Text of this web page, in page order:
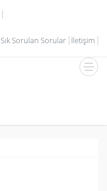
Sık Sorulan Sorular İletişim